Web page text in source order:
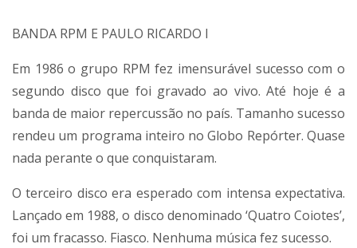
BANDA RPM E PAULO RICARDO I
Em 1986 o grupo RPM fez imensurável sucesso com o
segundo disco que foi gravado ao vivo. Até hoje é a
banda de maior repercussão no país. Tamanho sucesso
rendeu um programa inteiro no Globo Repórter. Quase
nada perante o que conquistaram.
O terceiro disco era esperado com intensa expectativa.
Lançado em 1988, o disco denominado ‘Quatro Coiotes’,
foi um fracasso. Fiasco. Nenhuma música fez sucesso.